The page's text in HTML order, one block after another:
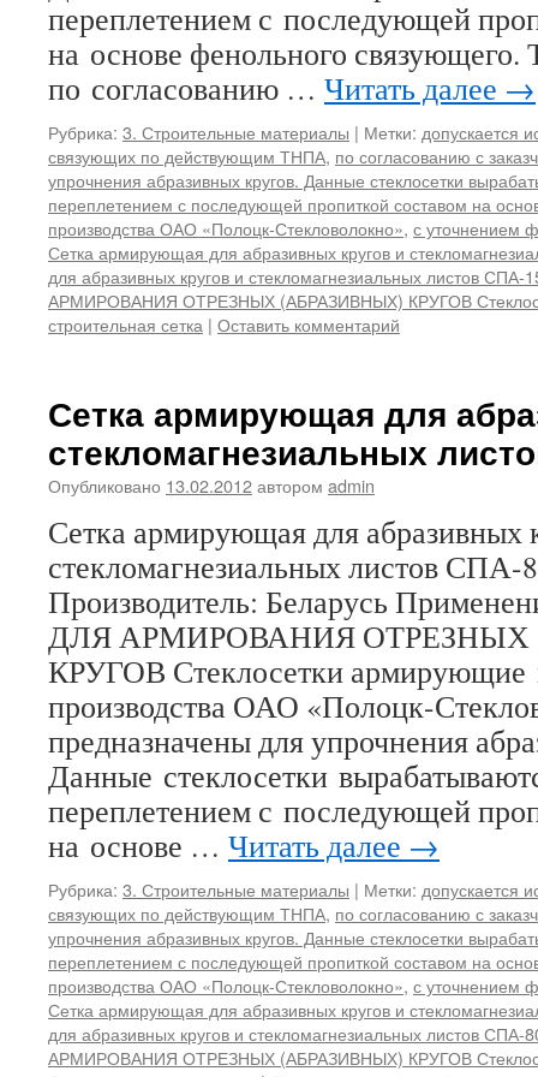
переплетением с последующей
на основе фенольного связующего.
по согласованию … Читать далее →
Рубрика: 3. Строительные материалы | Метки: допускается
связующих по действующим ТНПА, по согласованию с
упрочнения абразивных кругов. Данные стеклосетки
переплетением с последующей пропиткой составом на
производства ОАО «Полоцк-Стекловолокно», с уточнением
Сетка армирующая для абразивных кругов и
для абразивных кругов и стекломагнезиальных листов СПА-
АРМИРОВАНИЯ ОТРЕЗНЫХ (АБРАЗИВНЫХ) КРУГОВ
строительная сетка | Оставить комментарий
Сетка армирующая для
стекломагнезиальных
Опубликовано 13.02.2012автором admin
Сетка армирующая для абразивных
стекломагнезиальных листов
Производитель: Беларусь
ДЛЯ АРМИРОВАНИЯ ОТРЕЗНЫХ
КРУГОВ Стеклосетки
производства ОАО «Полоцк-
предназначены для упрочнения
Данные стеклосетки
переплетением с последующей
на основе … Читать далее →
Рубрика: 3. Строительные материалы | Метки: допускается
связующих по действующим ТНПА, по согласованию с
упрочнения абразивных кругов. Данные стеклосетки
переплетением с последующей пропиткой составом на
производства ОАО «Полоцк-Стекловолокно», с уточнением
Сетка армирующая для абразивных кругов и
для абразивных кругов и стекломагнезиальных листов СПА-
АРМИРОВАНИЯ ОТРЕЗНЫХ (АБРАЗИВНЫХ) КРУГОВ